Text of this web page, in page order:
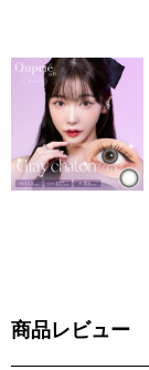
商品レビュー